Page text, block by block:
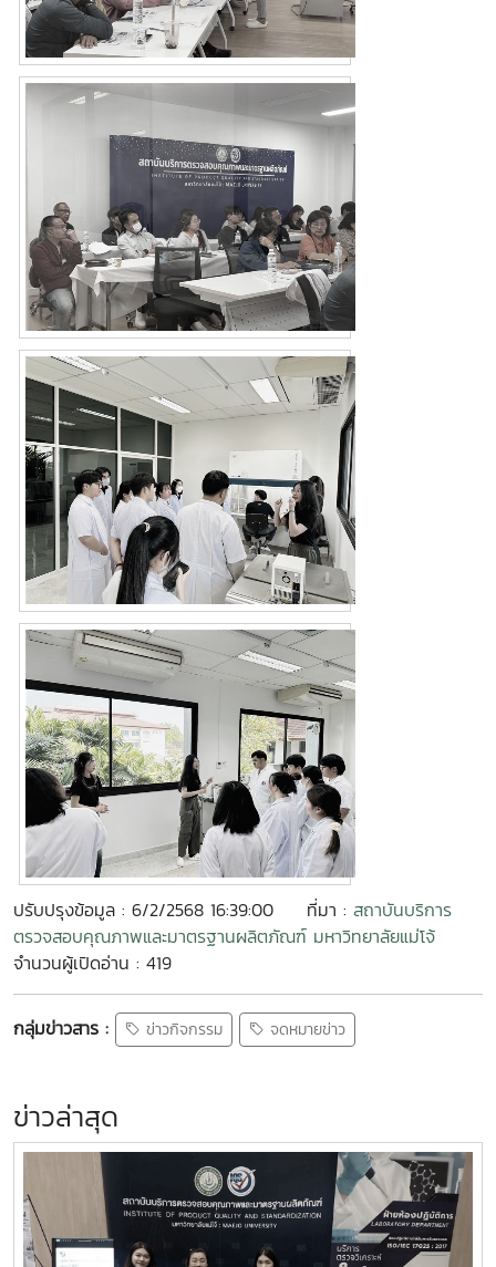
ปรับปรุงข้อมูล : 6/2/2568 16:39:00 ที่มา : สถาบันบริการ
ตรวจสอบคุณภาพและมาตรฐานผลิตภัณฑ์ มหาวิทยาลัยแม่โจ้
จำนวนผู้เปิดอ่าน : 419
กลุ่มข่าวสาร : ข่าวกิจกรรม จดหมายข่าว
ข่าวล่าสุด